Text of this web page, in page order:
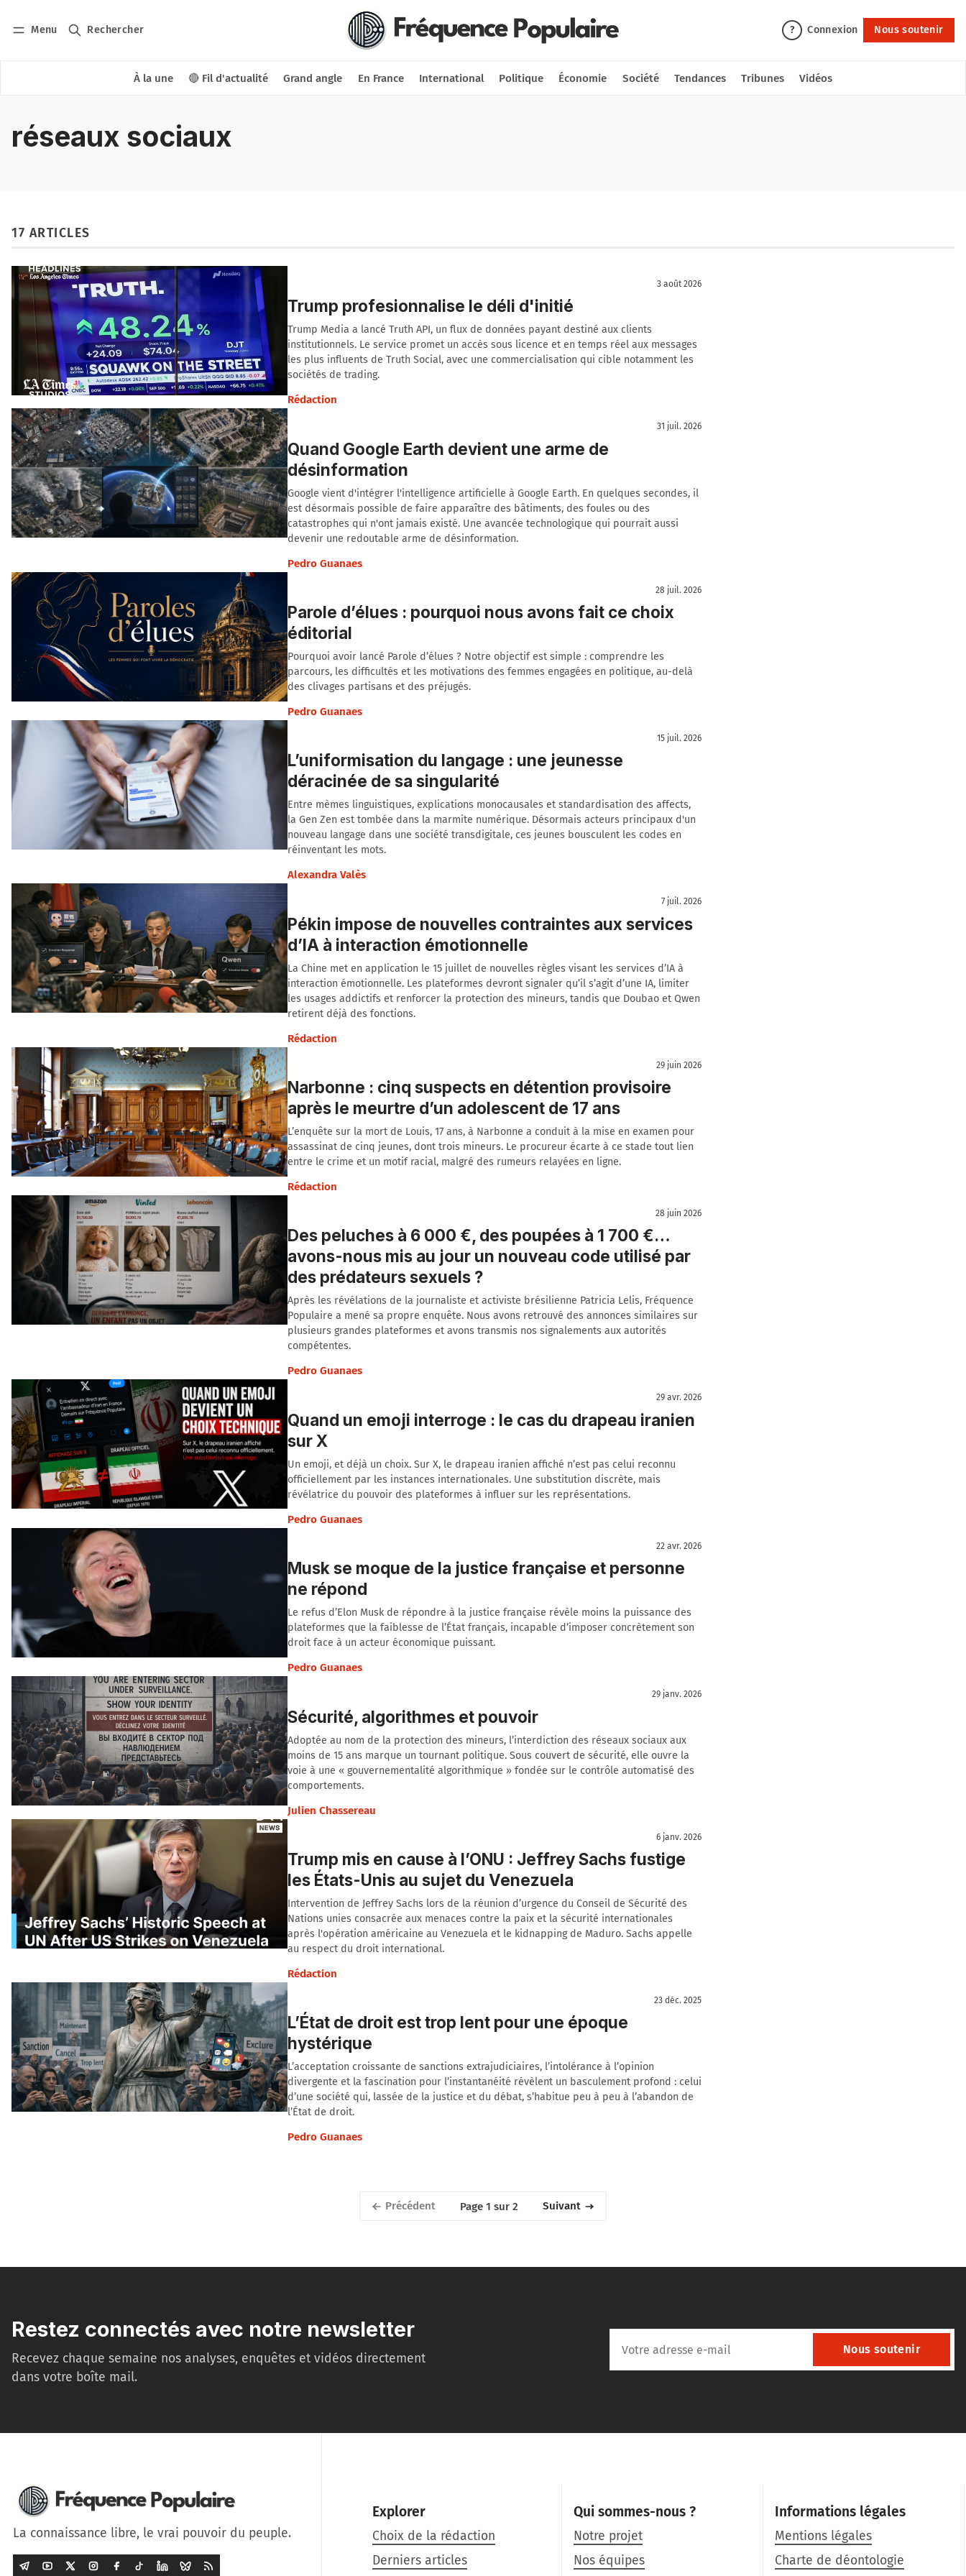
Menu Rechercher ? Connexion Nous soutenir
À la une 🔴 Fil d'actualité Grand angle En France International Politique Économie Société Tendances Tribunes Vidéos
Nous soutenir
réseaux sociaux
17 ARTICLES
3 août 2026
Trump profesionnalise le déli d'initié
Trump Media a lancé Truth API, un flux de données payant destiné aux clients
institutionnels. Le service promet un accès sous licence et en temps réel aux messages
les plus influents de Truth Social, avec une commercialisation qui cible notamment les
sociétés de trading.
Rédaction
31 juil. 2026
Quand Google Earth devient une arme de
désinformation
Google vient d'intégrer l'intelligence artificielle à Google Earth. En quelques secondes, il
est désormais possible de faire apparaître des bâtiments, des foules ou des
catastrophes qui n'ont jamais existé. Une avancée technologique qui pourrait aussi
devenir une redoutable arme de désinformation.
Pedro Guanaes
28 juil. 2026
Parole d’élues : pourquoi nous avons fait ce choix
éditorial
Pourquoi avoir lancé Parole d’élues ? Notre objectif est simple : comprendre les
parcours, les difficultés et les motivations des femmes engagées en politique, au-delà
des clivages partisans et des préjugés.
Pedro Guanaes
15 juil. 2026
L’uniformisation du langage : une jeunesse
déracinée de sa singularité
Entre mèmes linguistiques, explications monocausales et standardisation des affects,
la Gen Zen est tombée dans la marmite numérique. Désormais acteurs principaux d'un
nouveau langage dans une société transdigitale, ces jeunes bousculent les codes en
réinventant les mots.
Alexandra Valès
7 juil. 2026
Pékin impose de nouvelles contraintes aux services
d’IA à interaction émotionnelle
La Chine met en application le 15 juillet de nouvelles règles visant les services d’IA à
interaction émotionnelle. Les plateformes devront signaler qu’il s’agit d’une IA, limiter
les usages addictifs et renforcer la protection des mineurs, tandis que Doubao et Qwen
retirent déjà des fonctions.
Rédaction
29 juin 2026
Narbonne : cinq suspects en détention provisoire
après le meurtre d’un adolescent de 17 ans
L’enquête sur la mort de Louis, 17 ans, à Narbonne a conduit à la mise en examen pour
assassinat de cinq jeunes, dont trois mineurs. Le procureur écarte à ce stade tout lien
entre le crime et un motif racial, malgré des rumeurs relayées en ligne.
Rédaction
28 juin 2026
Des peluches à 6 000 €, des poupées à 1 700 €…
avons-nous mis au jour un nouveau code utilisé par
des prédateurs sexuels ?
Après les révélations de la journaliste et activiste brésilienne Patricia Lelis, Fréquence
Populaire a mené sa propre enquête. Nous avons retrouvé des annonces similaires sur
plusieurs grandes plateformes et avons transmis nos signalements aux autorités
compétentes.
Pedro Guanaes
29 avr. 2026
Quand un emoji interroge : le cas du drapeau iranien
sur X
Un emoji, et déjà un choix. Sur X, le drapeau iranien affiché n’est pas celui reconnu
officiellement par les instances internationales. Une substitution discrète, mais
révélatrice du pouvoir des plateformes à influer sur les représentations.
Pedro Guanaes
22 avr. 2026
Musk se moque de la justice française et personne
ne répond
Le refus d’Elon Musk de répondre à la justice française révèle moins la puissance des
plateformes que la faiblesse de l’État français, incapable d’imposer concrètement son
droit face à un acteur économique puissant.
Pedro Guanaes
29 janv. 2026
Sécurité, algorithmes et pouvoir
Adoptée au nom de la protection des mineurs, l’interdiction des réseaux sociaux aux
moins de 15 ans marque un tournant politique. Sous couvert de sécurité, elle ouvre la
voie à une « gouvernementalité algorithmique » fondée sur le contrôle automatisé des
comportements.
Julien Chassereau
6 janv. 2026
Trump mis en cause à l’ONU : Jeffrey Sachs fustige
les États-Unis au sujet du Venezuela
Intervention de Jeffrey Sachs lors de la réunion d’urgence du Conseil de Sécurité des
Nations unies consacrée aux menaces contre la paix et la sécurité internationales
après l'opération américaine au Venezuela et le kidnapping de Maduro. Sachs appelle
au respect du droit international.
Rédaction
23 déc. 2025
L’État de droit est trop lent pour une époque
hystérique
L’acceptation croissante de sanctions extrajudiciaires, l’intolérance à l’opinion
divergente et la fascination pour l’instantanéité révèlent un basculement profond : celui
d’une société qui, lassée de la justice et du débat, s’habitue peu à peu à l’abandon de
l’État de droit.
Pedro Guanaes
Précédent Page 1 sur 2 Suivant
Restez connectés avec notre newsletter
Recevez chaque semaine nos analyses, enquêtes et vidéos directement
dans votre boîte mail.
Nous soutenir
La connaissance libre, le vrai pouvoir du peuple.
Explorer
Choix de la rédaction
Derniers articles
Qui sommes-nous ?
Notre projet
Nos équipes
Informations légales
Mentions légales
Charte de déontologie